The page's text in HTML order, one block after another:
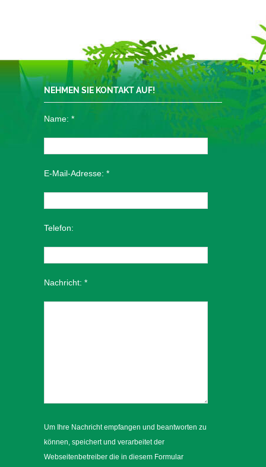
NEHMEN SIE KONTAKT AUF!
Name: *
E-Mail-Adresse: *
Telefon:
Nachricht: *
Um Ihre Nachricht empfangen und beantworten zu
können, speichert und verarbeitet der
Webseitenbetreiber die in diesem Formular